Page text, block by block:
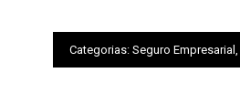
Categorias: Seguro Empresarial ,